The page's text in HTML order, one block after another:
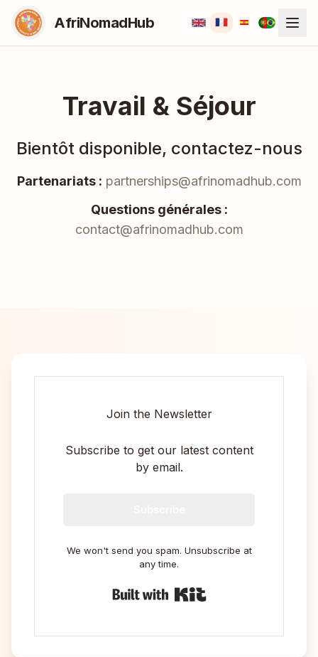
AfriNomadHub
Travail & Séjour
Bientôt disponible, contactez-nous
Partenariats : partnerships@afrinomadhub.com
Questions générales :
contact@afrinomadhub.com
Join the Newsletter
Subscribe to get our latest content
by email.
We won't send you spam. Unsubscribe at
any time.